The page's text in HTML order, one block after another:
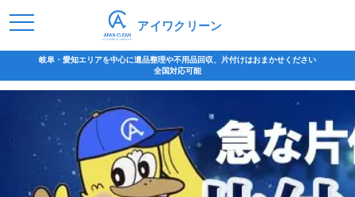
アイワクリーン